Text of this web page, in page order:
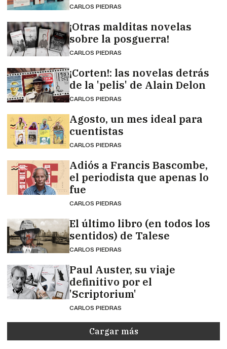
CARLOS PIEDRAS
¡Otras malditas novelas
sobre la posguerra!
CARLOS PIEDRAS
¡Corten!: las novelas detrás
de la 'pelis' de Alain Delon
CARLOS PIEDRAS
Agosto, un mes ideal para
cuentistas
CARLOS PIEDRAS
Adiós a Francis Bascombe,
el periodista que apenas lo
fue
CARLOS PIEDRAS
El último libro (en todos los
sentidos) de Talese
CARLOS PIEDRAS
Paul Auster, su viaje
definitivo por el
'Scriptorium'
CARLOS PIEDRAS
Cargar más